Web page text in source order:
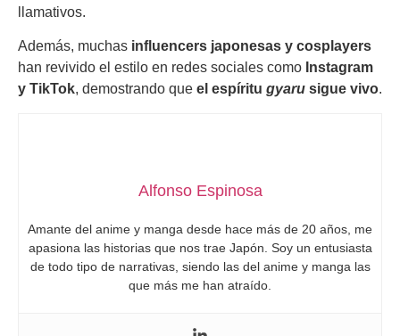
llamativos.
Además, muchas influencers japonesas y cosplayers
han revivido el estilo en redes sociales como Instagram
y TikTok, demostrando que el espíritu gyaru sigue vivo.
Alfonso Espinosa
Amante del anime y manga desde hace más de 20 años, me
apasiona las historias que nos trae Japón. Soy un entusiasta
de todo tipo de narrativas, siendo las del anime y manga las
que más me han atraído.